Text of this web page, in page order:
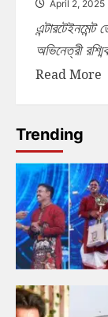
April 2, 2025
অভিনেত্রী
Read More
Trending